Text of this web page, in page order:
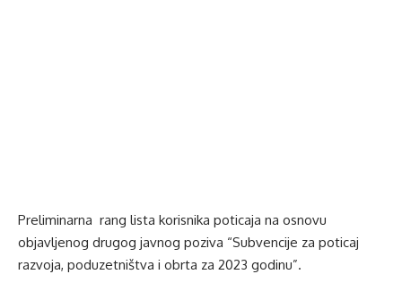
Preliminarna rang lista korisnika poticaja na osnovu
objavljenog drugog javnog poziva “Subvencije za poticaj
razvoja, poduzetništva i obrta za 2023 godinu”.